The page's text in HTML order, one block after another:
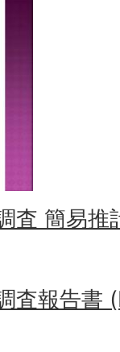
査 簡易推
査報告書